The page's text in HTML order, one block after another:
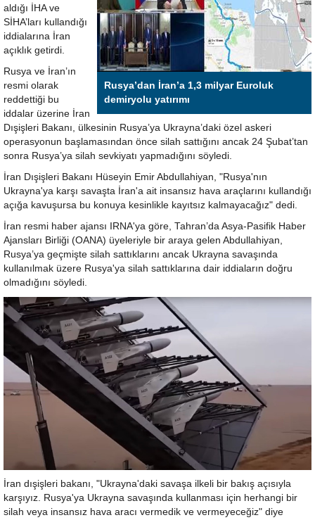
Rusya’dan İran’a 1,3 milyar Euroluk
demiryolu yatırımı
aldığı İHA ve
SİHA’ları kullandığı
iddialarına İran
açıklık getirdi.
Rusya ve İran’ın
resmi olarak
reddettiği bu
iddalar üzerine İran
Dışişleri Bakanı, ülkesinin Rusya’ya Ukrayna’daki özel askeri
operasyonun başlamasından önce silah sattığını ancak 24 Şubat’tan
sonra Rusya’ya silah sevkiyatı yapmadığını söyledi.
İran Dışişleri Bakanı Hüseyin Emir Abdullahiyan, "Rusya'nın
Ukrayna'ya karşı savaşta İran'a ait insansız hava araçlarını kullandığı
açığa kavuşursa bu konuya kesinlikle kayıtsız kalmayacağız" dedi.
İran resmi haber ajansı IRNA'ya göre, Tahran’da Asya-Pasifik Haber
Ajansları Birliği (OANA) üyeleriyle bir araya gelen Abdullahiyan,
Rusya’ya geçmişte silah sattıklarını ancak Ukrayna savaşında
kullanılmak üzere Rusya'ya silah sattıklarına dair iddiaların doğru
olmadığını söyledi.
İran dışişleri bakanı, "Ukrayna'daki savaşa ilkeli bir bakış açısıyla
karşıyız. Rusya'ya Ukrayna savaşında kullanması için herhangi bir
silah veya insansız hava aracı vermedik ve vermeyeceğiz" diye